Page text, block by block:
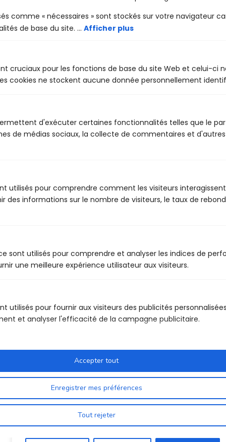
Nous respectons votre vie privée.
Nous utilisons des cookies pour améliorer votre
expérience de navigation, diffuser des publicités ou
des contenus personnalisés et analyser notre trafic. En
cliquant sur « Tout accepter », vous consentez à notre
utilisation des cookies.
comme « nécessaires » sont stockés sur votre navigateur
de base du site. ... Afficher plus
cruciaux pour les fonctions de base du site Web et celui-ci
cookies ne stockent aucune donnée personnellement
d'exécuter certaines fonctionnalités telles que le
de médias sociaux, la collecte de commentaires et
utilisés pour comprendre comment les visiteurs
des informations sur le nombre de visiteurs, le taux de
sont utilisés pour comprendre et analyser les indices de
une meilleure expérience utilisateur aux visiteurs.
utilisés pour fournir aux visiteurs des publicités
et analyser l'efficacité de la campagne publicitaire.
Tout rejeter
Enregistrer mes préférences
Accepter tout
ferroviaire.
02 23 22 51 55
Liens rapides
+ Foire aux questions
Mentions Légales